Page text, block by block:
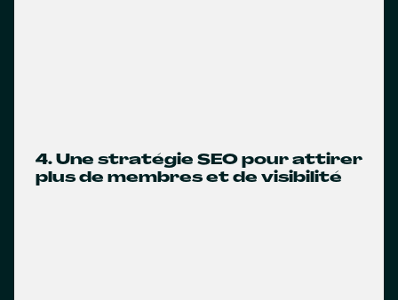
4. Une stratégie SEO pour attirer
plus de membres et de visibilité